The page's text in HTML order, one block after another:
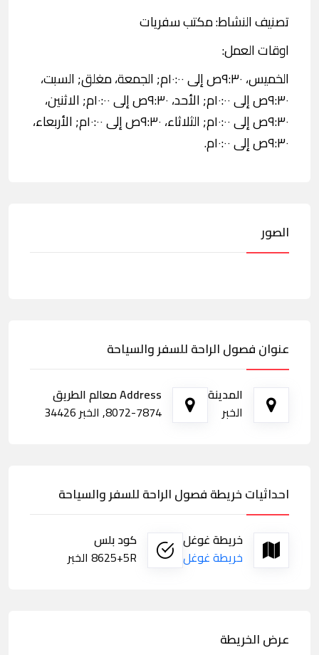
تصنيف النشاط: مكتب سفريات
اوقات العمل:
الخميس، ٩:٣٠ص إلى ١٠:٠٠م; الجمعة، مغلق; السبت،
٩:٣٠ص إلى ١٠:٠٠م; الأحد، ٩:٣٠ص إلى ١٠:٠٠م; الاثنين،
٩:٣٠ص إلى ١٠:٠٠م; الثلاثاء، ٩:٣٠ص إلى ١٠:٠٠م; الأربعاء،
٩:٣٠ص إلى ١٠:٠٠م.
الصور
عنوان فصول الراحة للسفر والسياحة
المدينة
الخبر
Address معالم الطريق
8072-7874, الخبر 34426
احداثيات خريطة فصول الراحة للسفر والسياحة
خريطة غوغل
خريطة غوغل
كود بلس
8625+5R الخبر
عرض الخريطة